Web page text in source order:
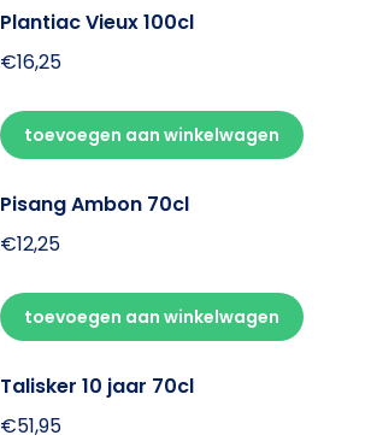
Plantiac Vieux 100cl
€16,25
toevoegen aan winkelwagen
Pisang Ambon 70cl
€12,25
toevoegen aan winkelwagen
Talisker 10 jaar 70cl
€51,95